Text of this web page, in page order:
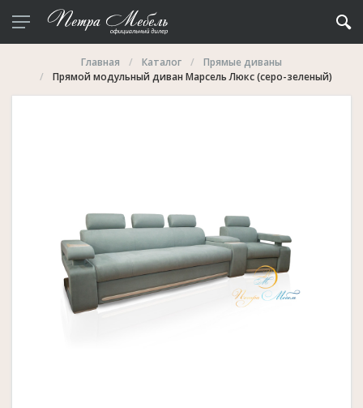
Главная Каталог
Прямые диваны
Прямой модульный диван Марсель Люкс (серо-зеленый)